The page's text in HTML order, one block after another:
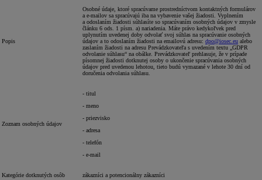
Popis
Osobné údaje, ktoré spracúvame prostredníctvom kontaktných formulárov
a e-mailov sa spracúvajú iba na vybavenie vašej žiadosti. Vyplnením
a odoslaním žiadosti súhlasíte so spracúvaním osobných údajov v zmysle
článku 6 ods. 1 písm. a) nariadenia. Máte právo kedykoľvek pred
uplynutím uvedenej doby odvolať svoj súhlas na spracúvanie osobných
údajov a to odoslaním žiadosti na emailovú adresu: dpo@iosec.eu alebo
zaslaním žiadosti na adresu Prevádzkovateľa s uvedením textu „GDPR
odvolanie súhlasu“ na obálke. Prevádzkovateľ prehlasuje, že v prípade
písomnej žiadosti dotknutej osoby o ukončenie spracúvania osobných
údajov pred uvedenou lehotou, tieto budú vymazané v lehote 30 dní od
doručenia odvolania súhlasu.
Zoznam osobných údajov
- titul
- meno
- priezvisko
- adresa
- telefón
- e-mail
Kategórie dotknutých osôb zákazníci a potencionálny zákazníci